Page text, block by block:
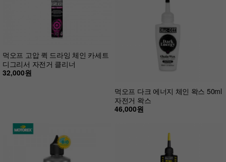
먹오프 고압 퀵 드라잉 체인 카세트
디그리서 자전거 클리너
32,000원
먹오프 다크 에너지 체인 왁스 50ml
자전거 왁스
46,000원